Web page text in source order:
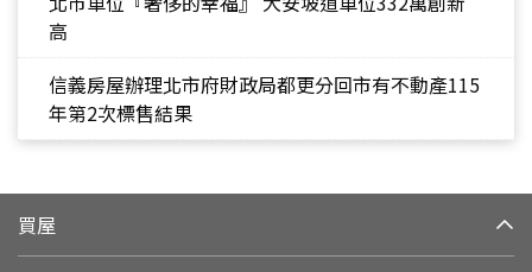
高
信義房屋辦理北市府財政局都更分回市有不動產115
年第2次標售結果
買屋